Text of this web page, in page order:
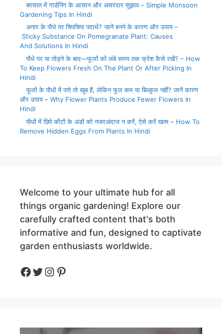
बरसात में गार्डनिंग के आसान और असरदार सुझाव – Simple Monsoon
Gardening Tips In Hindi
अनार के पौधे पर चिपचिपा पदार्थ? जानें बनने के कारण और उपाय –
Sticky Substance On Pomegranate Plant: Causes
And Solutions In Hindi
पौधे पर या तोड़ने के बाद—फूलों को लंबे समय तक फ्रेश कैसे रखें? – How
To Keep Flowers Fresh On The Plant Or After Picking In
Hindi
फूलों के पौधों में पत्ते तो खूब हैं, लेकिन फूल कम या बिल्कुल नहीं? जानें कारण
और उपाय – Why Flower Plants Produce Fewer Flowers In
Hindi
पौधों में छिपे कीटों के अंडों को नजरअंदाज न करें, ऐसे करें खत्म – How To
Remove Hidden Eggs From Plants In Hindi
Welcome to your ultimate hub for all
things organic gardening! Explore our
carefully crafted content that's both
informative and fun, designed to captivate
garden enthusiasts worldwide.
Facebook
Twitter
Instagram
Pinteres